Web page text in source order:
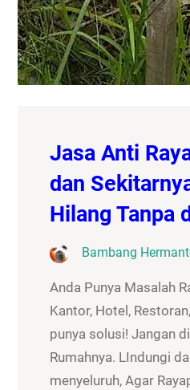
Jasa Anti
dan
Hilang Tanpa
Bambang
Anda Punya Masalah
Kantor, Hotel,
punya solusi! Jangan
Rumahnya. LIndungi
menyeluruh, Agar